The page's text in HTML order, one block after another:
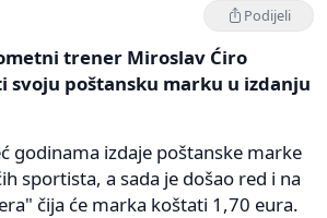
Podijeli
trener Miroslav Ćiro
svoju poštansku marku u izdanju
godinama izdaje poštanske marke
sportista, a sada je došao red i na
čija će marka koštati 1,70 eura.